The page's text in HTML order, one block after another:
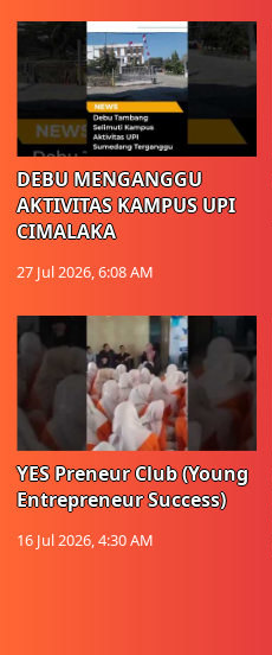
DEBU MENGANGGU
AKTIVITAS KAMPUS UPI
CIMALAKA
27 Jul 2026, 6:08 AM
YES Preneur Club (Young
Entrepreneur Success)
16 Jul 2026, 4:30 AM